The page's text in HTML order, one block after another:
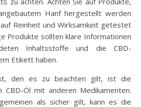
Hanf hergestellt werden
Reinheit und Wirksamkeit getestet
Produkte sollten klare Informationen
Inhaltsstoffe und die CBD-
Etikett haben.
den es zu beachten gilt, ist die
CBD-Öl mit anderen Medikamenten.
als sicher gilt, kann es die